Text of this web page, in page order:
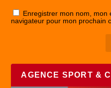
Enregistrer mon nom, mon
navigateur pour mon prochain
AGENCE SPORT &